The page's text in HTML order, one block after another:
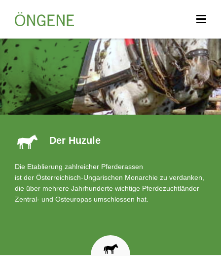
Der Huzule
Die Etablierung zahlreicher Pferderassen
ist der Österreichisch-Ungarischen Monarchie zu verdanken,
die über mehrere Jahrhunderte wichtige Pferdezuchtländer
Zentral- und Osteuropas umschlossen hat.